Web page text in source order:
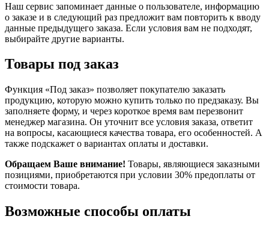
Наш сервис запоминает данные о пользователе, информацию
о заказе и в следующий раз предложит вам повторить к вводу
данные предыдущего заказа. Если условия вам не подходят,
выбирайте другие варианты.
Товары под заказ
Функция «Под заказ» позволяет покупателю заказать
продукцию, которую можно купить только по предзаказу. Вы
заполняете форму, и через короткое время вам перезвонит
менеджер магазина. Он уточнит все условия заказа, ответит
на вопросы, касающиеся качества товара, его особенностей. А
также подскажет о вариантах оплаты и доставки.
Обращаем Ваше внимание! Товары, являющиеся заказными
позициями, приобретаются при условии 30% предоплаты от
стоимости товара.
Возможные способы оплаты